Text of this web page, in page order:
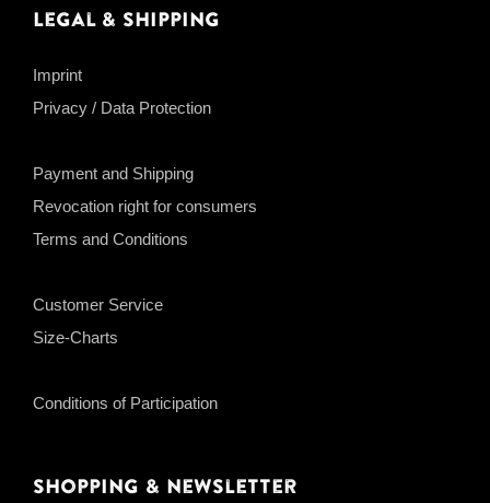
Legal & Shipping
Imprint
Privacy / Data Protection
Payment and Shipping
Revocation right for consumers
Terms and Conditions
Customer Service
Size-Charts
Conditions of Participation
Shopping & Newsletter